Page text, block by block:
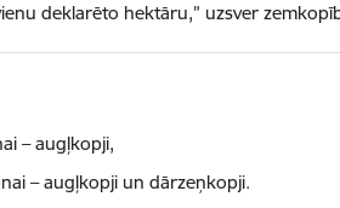
deklarēto hektāru,” uzsver
– augļkopji,
– augļkopji un dārzeņkopji.